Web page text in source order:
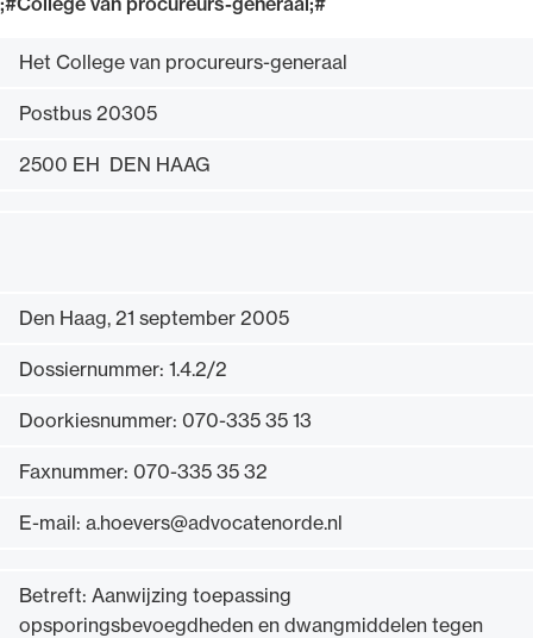
Het College van procureurs-generaal
Postbus 20305
2500 EH DEN HAAG
Den Haag, 21 september 2005
Dossiernummer: 1.4.2/2
Doorkiesnummer: 070-335 35 13
Faxnummer: 070-335 35 32
E-mail: a.hoevers@advocatenorde.nl
Betreft: Aanwijzing toepassing
opsporingsbevoegdheden en dwangmiddelen tegen
Alle wet- en regelgeving voor de advocatuur.
de advocatuur (Voda) en de Regeling op de
advocatuur (Roda).